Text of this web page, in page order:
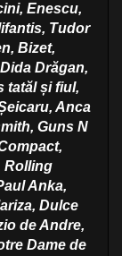
Enescu,
Tudor
Bizet,
Drăgan,
tatăl și fiul,
Anca
Guns N
Rolling
Anka,
Dulce
de Andre,
Dame de